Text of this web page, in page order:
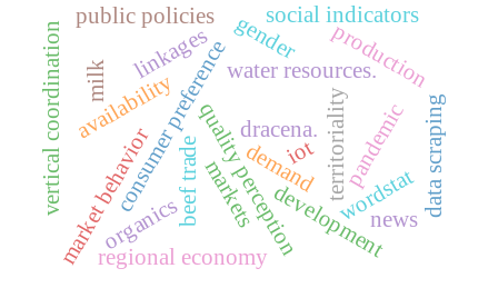
consumer preferencequality perception
beef trade
dracena.
demand
availability water resources.
iot
linkages
territoriality
gender
development
milk
pandemic
production
market behavior
regional economy
public policies social indicators
vertical coordination wordstatdata scraping
news
markets
organics